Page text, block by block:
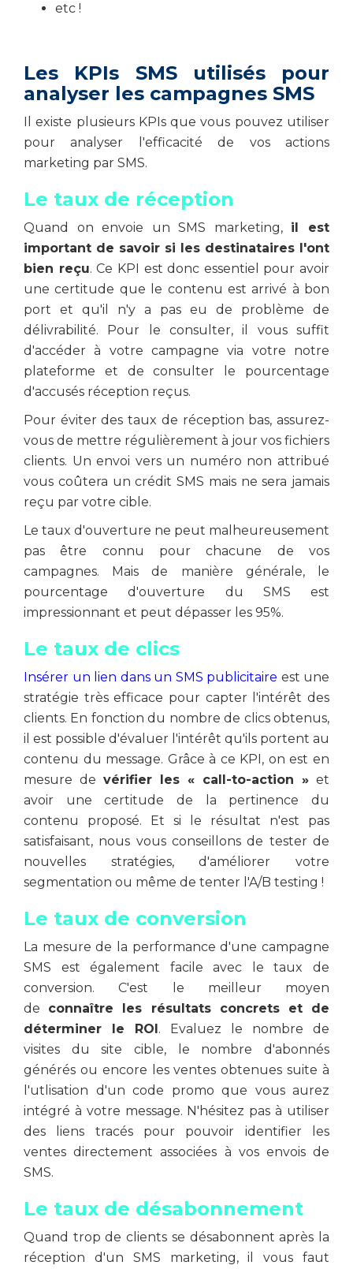
etc !
Les KPIs SMS utilisés pour
analyser les campagnes SMS
Il existe plusieurs KPIs que vous pouvez utiliser
pour analyser l'efficacité de vos actions
marketing par SMS.
Le taux de réception
Quand on envoie un SMS marketing, il est
important de savoir si les destinataires l'ont
bien reçu. Ce KPI est donc essentiel pour avoir
une certitude que le contenu est arrivé à bon
port et qu'il n'y a pas eu de problème de
délivrabilité. Pour le consulter, il vous suffit
d'accéder à votre campagne via votre notre
plateforme et de consulter le pourcentage
d'accusés réception reçus.
Pour éviter des taux de réception bas, assurez-
vous de mettre régulièrement à jour vos fichiers
clients. Un envoi vers un numéro non attribué
vous coûtera un crédit SMS mais ne sera jamais
reçu par votre cible.
Le taux d'ouverture ne peut malheureusement
pas être connu pour chacune de vos
campagnes. Mais de manière générale, le
pourcentage d'ouverture du SMS est
impressionnant et peut dépasser les 95%.
Le taux de clics
Insérer un lien dans un SMS publicitaire est une
stratégie très efficace pour capter l'intérêt des
clients. En fonction du nombre de clics obtenus,
il est possible d'évaluer l'intérêt qu'ils portent au
contenu du message. Grâce à ce KPI, on est en
mesure de vérifier les « call-to-action » et
avoir une certitude de la pertinence du
contenu proposé. Et si le résultat n'est pas
satisfaisant, nous vous conseillons de tester de
nouvelles stratégies, d'améliorer votre
segmentation ou même de tenter l'A/B testing !
Le taux de conversion
La mesure de la performance d'une campagne
SMS est également facile avec le taux de
conversion. C'est le meilleur moyen
de connaître les résultats concrets et de
déterminer le ROI. Evaluez le nombre de
visites du site cible, le nombre d'abonnés
générés ou encore les ventes obtenues suite à
l'utlisation d'un code promo que vous aurez
intégré à votre message. N'hésitez pas à utiliser
des liens tracés pour pouvoir identifier les
ventes directement associées à vos envois de
SMS.
Le taux de désabonnement
Quand trop de clients se désabonnent après la
réception d'un SMS marketing, il vous faut